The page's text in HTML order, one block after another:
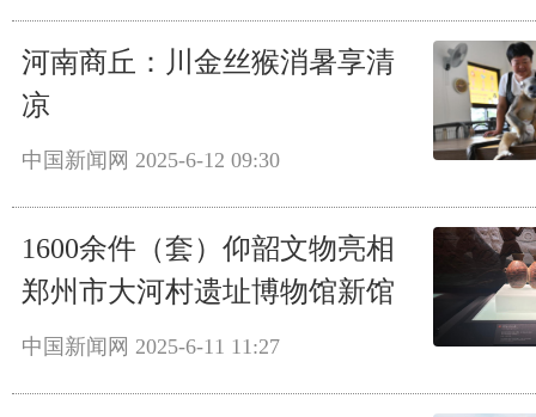
河南商丘：川金丝猴消暑享清
凉
中国新闻网 2025-6-12 09:30
1600余件（套）仰韶文物亮相
郑州市大河村遗址博物馆新馆
中国新闻网 2025-6-11 11:27